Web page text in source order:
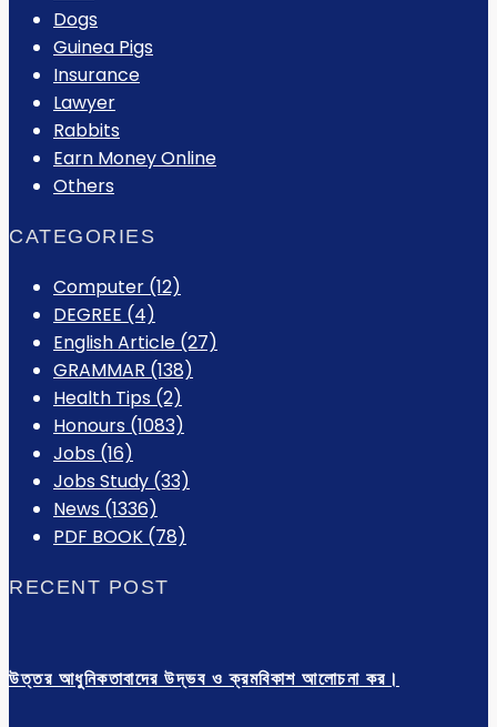
Dogs
Guinea Pigs
Insurance
Lawyer
Rabbits
Earn Money Online
Others
CATEGORIES
Computer (12)
DEGREE (4)
English Article (27)
GRAMMAR (138)
Health Tips (2)
Honours (1083)
Jobs (16)
Jobs Study (33)
News (1336)
PDF BOOK (78)
RECENT POST
উত্তর আধুনিকতাবাদের উদ্ভব ও ক্রমবিকাশ আলোচনা কর।